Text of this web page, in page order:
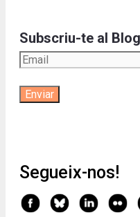
Subscriu-te al
Segueix-nos!